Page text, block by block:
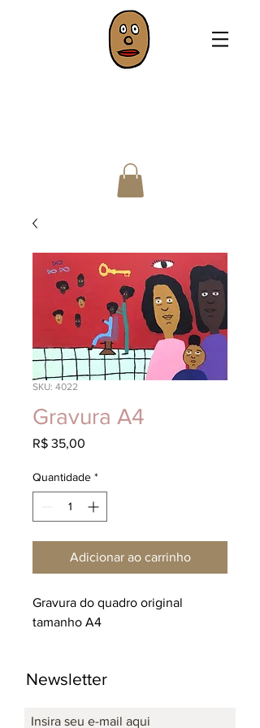
SKU: 4022
Gravura A4
R$ 35,00
Quantidade *
Adicionar ao carrinho
Gravura do quadro original
tamanho A4
Newsletter